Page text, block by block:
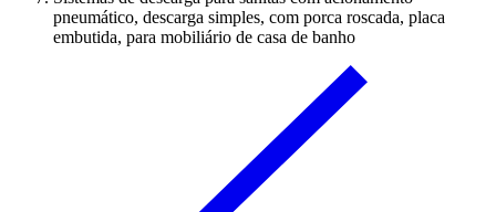
pneumático, descarga simples, com porca roscada, placa
embutida, para mobiliário de casa de banho